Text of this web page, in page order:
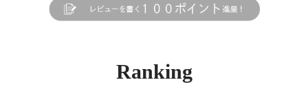
Ranking